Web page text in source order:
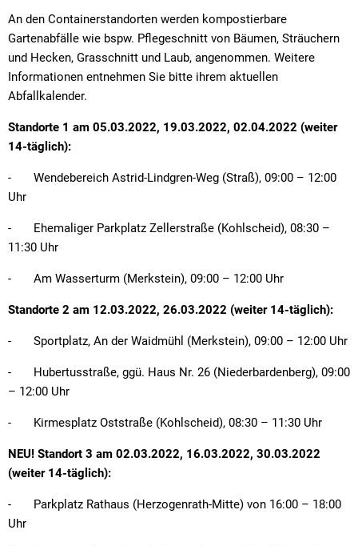
An den Containerstandorten werden kompostierbare
Gartenabfälle wie bspw. Pflegeschnitt von Bäumen, Sträuchern
und Hecken, Grasschnitt und Laub, angenommen. Weitere
Informationen entnehmen Sie bitte ihrem aktuellen
Abfallkalender.
Standorte 1 am 05.03.2022, 19.03.2022, 02.04.2022 (weiter
14-täglich):
- Wendebereich Astrid-Lindgren-Weg (Straß), 09:00 – 12:00
Uhr
- Ehemaliger Parkplatz Zellerstraße (Kohlscheid), 08:30 –
11:30 Uhr
- Am Wasserturm (Merkstein), 09:00 – 12:00 Uhr
Standorte 2 am 12.03.2022, 26.03.2022 (weiter 14-täglich):
- Sportplatz, An der Waidmühl (Merkstein), 09:00 – 12:00 Uhr
- Hubertusstraße, ggü. Haus Nr. 26 (Niederbardenberg), 09:00
– 12:00 Uhr
- Kirmesplatz Oststraße (Kohlscheid), 08:30 – 11:30 Uhr
NEU! Standort 3 am 02.03.2022, 16.03.2022, 30.03.2022
(weiter 14-täglich):
- Parkplatz Rathaus (Herzogenrath-Mitte) von 16:00 – 18:00
Uhr